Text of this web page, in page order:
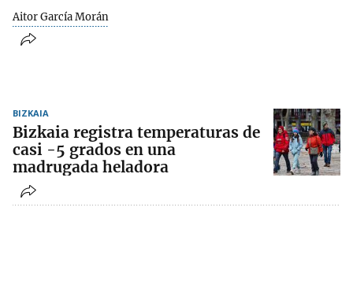
Aitor García Morán
BIZKAIA
Bizkaia registra temperaturas de
casi -5 grados en una
madrugada heladora